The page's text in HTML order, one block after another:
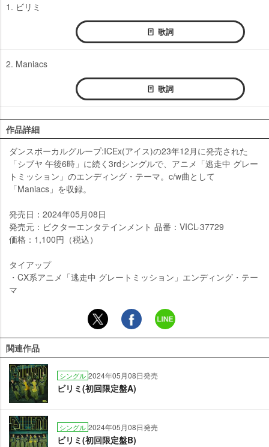
1. ビリミ
歌詞
2. Maniacs
歌詞
作品詳細
ダンスボーカルグループ:ICEx(アイス)の23年12月に発売された
「シブヤ 午後6時」に続く3rdシングルで、アニメ「逃走中 グレー
トミッション」のエンディング・テーマ。c/w曲として
「Maniacs」を収録。
発売日：2024年05月08日
発売元：ビクターエンタテインメント 品番：VICL-37729
価格：1,100円（税込）
タイアップ
・CX系アニメ「逃走中 グレートミッション」エンディング・テー
マ
関連作品
シングル 2024年05月08日発売
ビリミ(初回限定盤A)
シングル 2024年05月08日発売
ビリミ(初回限定盤B)